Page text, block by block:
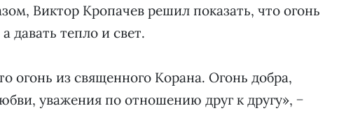
Виктор Кропачев решил показать, что огонь
давать тепло и свет.
огонь из священного Корана. Огонь добра,
уважения по отношению друг к другу», −